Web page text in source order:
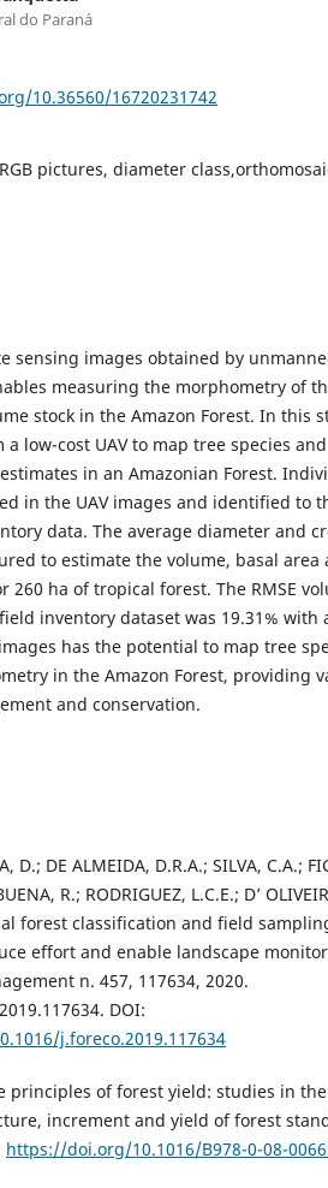
do Paraná
10.36560/16720231742
RGB pictures, diameter
sensing images obtained by
measuring the morphometry of
stock in the Amazon Forest. In this
a low-cost UAV to map tree species
in an Amazonian Forest.
in the UAV images and identified to
data. The average diameter and
to estimate the volume, basal area
260 ha of tropical forest. The RMSE
inventory dataset was 19.31% with
has the potential to map tree
in the Amazon Forest, providing
and conservation.
D.; DE ALMEIDA, D.R.A.; SILVA, C.A.;
R.; RODRIGUEZ, L.C.E.; D’
forest classification and field
effort and enable landscape
n. 457, 117634, 2020.
DOI:
j.foreco.2019.117634
principles of forest yield: studies in
increment and yield of forest
https://doi.org/10.1016/B978-0-08-